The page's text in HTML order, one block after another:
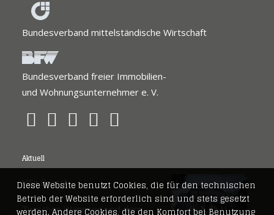
Bundesverband mittelständische Wirtschaft
Bundesverband freier Immobilien-
und Wohnungsunternehmer e. V.
Aktuell
Villa Brasch
Zwischen Wannsee und dem
Diese Website benutzt Cookies, die für den technischen
Betrieb der Website erforderlich sind und stets gesetzt